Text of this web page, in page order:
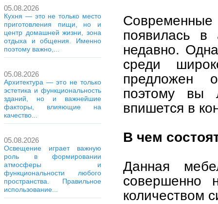
05.08.2026
Кухня — это не только место
приготовления пищи, но и
центр домашней жизни, зона
отдыха и общения. Именно
поэтому важно,...
05.08.2026
Архитектура — это не только
эстетика и функциональность
зданий, но и важнейшие
факторы, влияющие на
качество...
05.08.2026
Освещение играет важную
роль в формировании
атмосферы и
функциональности любого
пространства. Правильное
использование...
появилась в
недавно.
среди
предложен
поэтому вы
впишется в
В чем
Данная
совершенно
количеством